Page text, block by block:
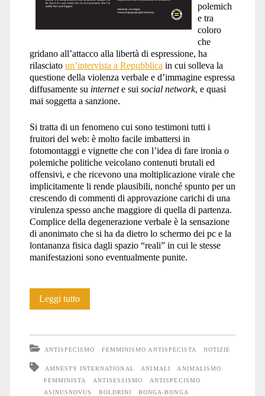
polemich
e tra
coloro
che
gridano all’attacco alla libertà di espressione, ha
rilasciato un’intervista a Repubblica in cui solleva la
questione della violenza verbale e d’immagine espressa
diffusamente su internete sui social network, e quasi
mai soggetta a sanzione.
Si tratta di un fenomeno cui sono testimoni tutti i
fruitori del web: è molto facile imbattersi in
fotomontaggi e vignette che con l’idea di fare ironia o
polemiche politiche veicolano contenuti brutali ed
offensivi, e che ricevono una moltiplicazione virale che
implicitamente li rende plausibili, nonché spunto per un
crescendo di commenti di approvazione carichi di una
virulenza spesso anche maggiore di quella di partenza.
Complice della degenerazione verbale è la sensazione
di anonimato che si ha da dietro lo schermo dei pc e la
lontananza fisica dagli spazio “reali” in cui le stesse
manifestazioni sono eventualmente punite.
Leggi tuttoIl
specismo)
ANTISPECISMO FEMMINISMO ANTISPECISTA NOTIZIE
AMNESTY INTERNATIONAL ANIMALI
ANIMALISMO
FEMMINISTA
ANTISESSISMO
ANTISPECISMO
ASINUSNOVUS
BOLDRINI
BONGA-BONGA